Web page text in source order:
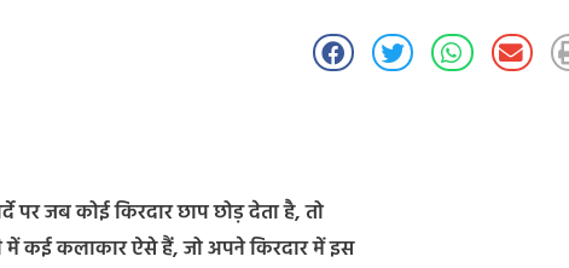
पर जब कोई किरदार छाप छोड़ देता है, तो
कई कलाकार ऐसे हैं, जो अपने किरदार में इस